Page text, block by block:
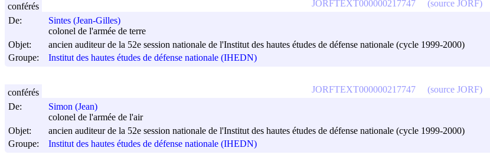
De:
Sintes (Jean-Gilles)
colonel de l'armée de terre
Objet:
ancien auditeur de la 52e session nationale de l'Institut des hautes études de défense nationale (cycle 1999-2000)
Groupe:
Institut des hautes études de défense nationale (IHEDN)
JORFTEXT000000217747 (source JORF)
conférés
De:
Simon (Jean)
colonel de l'armée de l'air
Objet:
ancien auditeur de la 52e session nationale de l'Institut des hautes études de défense nationale (cycle 1999-2000)
Groupe:
Institut des hautes études de défense nationale (IHEDN)
JORFTEXT000000217747 (source JORF)
conférés